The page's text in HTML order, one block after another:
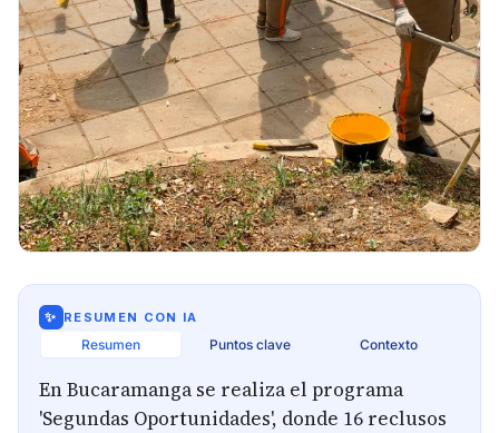
✨ RESUMEN CON IA
Resumen Puntos clave Contexto
En Bucaramanga se realiza el programa
'Segundas Oportunidades', donde 16 reclusos